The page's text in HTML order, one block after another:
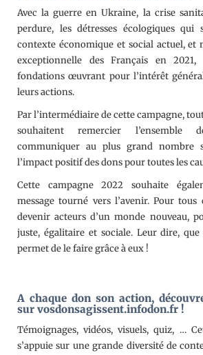
Avec la guerre en Ukraine, la crise
perdure, les détresses écologiques
contexte économique et social actuel, et
exceptionnelle des Français en 2021,
fondations œuvrant pour l’intérêt
leurs actions.
Par l’intermédiaire de cette campagne,
souhaitent remercier l’ensemble
communiquer au plus grand nombre
l’impact positif des dons pour toutes les
Cette campagne 2022 souhaite
message tourné vers l’avenir. Pour
devenir acteurs d’un monde nouveau,
juste, égalitaire et sociale. Leur dire,
permet de le faire grâce à eux !
A chaque don son action,
sur vosdonsagissent.infodon.fr !
Témoignages, vidéos, visuels, quiz, …
s’appuie sur une grande diversité de